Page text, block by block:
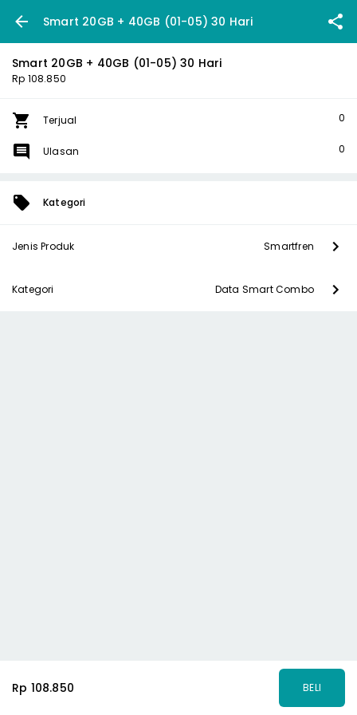
Smart 20GB + 40GB (01-05) 30 Hari
Smart 20GB + 40GB (01-05) 30 Hari
Rp 108.850
Terjual 0
Ulasan 0
Kategori
Jenis Produk Smartfren
Kategori Data Smart Combo
Rp 108.850 BELI